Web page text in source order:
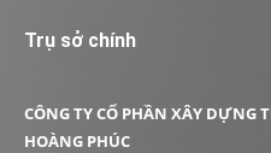
Trụ sở chính
CÔNG TY CỔ PHẦN XÂY DỰNG
HOÀNG PHÚC